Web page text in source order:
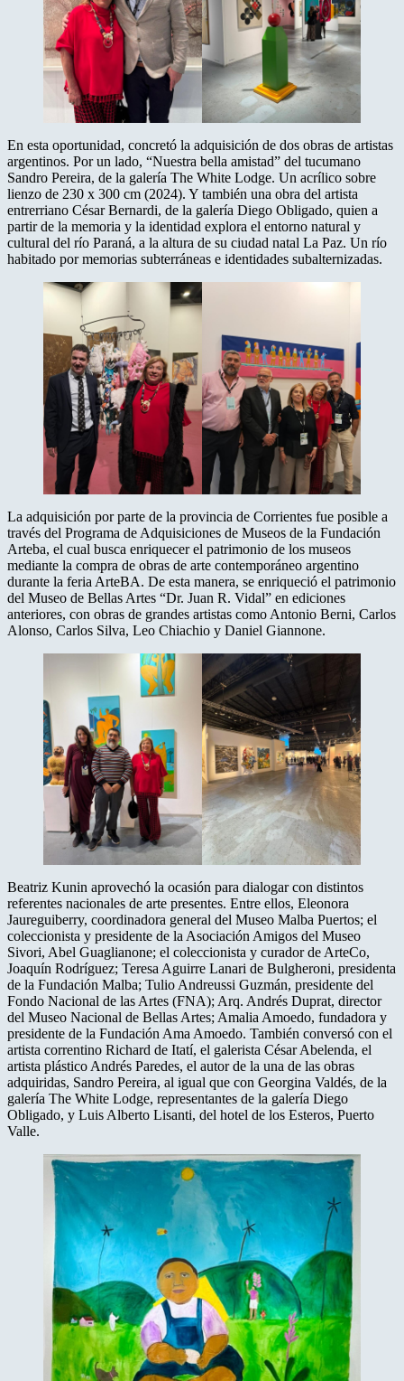
En esta oportunidad, concretó la adquisición de dos obras de artistas
argentinos. Por un lado, “Nuestra bella amistad” del tucumano
Sandro Pereira, de la galería The White Lodge. Un acrílico sobre
lienzo de 230 x 300 cm (2024). Y también una obra del artista
entrerriano César Bernardi, de la galería Diego Obligado, quien a
partir de la memoria y la identidad explora el entorno natural y
cultural del río Paraná, a la altura de su ciudad natal La Paz. Un río
habitado por memorias subterráneas e identidades subalternizadas.
La adquisición por parte de la provincia de Corrientes fue posible a
través del Programa de Adquisiciones de Museos de la Fundación
Arteba, el cual busca enriquecer el patrimonio de los museos
mediante la compra de obras de arte contemporáneo argentino
durante la feria ArteBA. De esta manera, se enriqueció el patrimonio
del Museo de Bellas Artes “Dr. Juan R. Vidal” en ediciones
anteriores, con obras de grandes artistas como Antonio Berni, Carlos
Alonso, Carlos Silva, Leo Chiachio y Daniel Giannone.
Beatriz Kunin aprovechó la ocasión para dialogar con distintos
referentes nacionales de arte presentes. Entre ellos, Eleonora
Jaureguiberry, coordinadora general del Museo Malba Puertos; el
coleccionista y presidente de la Asociación Amigos del Museo
Sivori, Abel Guaglianone; el coleccionista y curador de ArteCo,
Joaquín Rodríguez; Teresa Aguirre Lanari de Bulgheroni, presidenta
de la Fundación Malba; Tulio Andreussi Guzmán, presidente del
Fondo Nacional de las Artes (FNA); Arq. Andrés Duprat, director
del Museo Nacional de Bellas Artes; Amalia Amoedo, fundadora y
presidente de la Fundación Ama Amoedo. También conversó con el
artista correntino Richard de Itatí, el galerista César Abelenda, el
artista plástico Andrés Paredes, el autor de la una de las obras
adquiridas, Sandro Pereira, al igual que con Georgina Valdés, de la
galería The White Lodge, representantes de la galería Diego
Obligado, y Luis Alberto Lisanti, del hotel de los Esteros, Puerto
Valle.